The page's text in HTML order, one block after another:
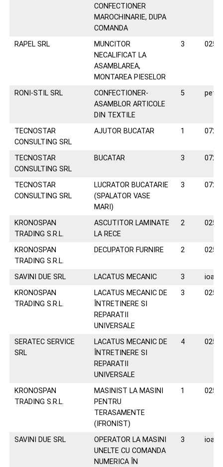
CONFECTIONER
MAROCHINARIE, DUPA
COMANDA
RAPEL SRL
MUNCITOR
NECALIFICAT LA
ASAMBLAREA,
MONTAREA PIESELOR
3
RONI-STIL SRL
CONFECTIONER-
ASAMBLOR ARTICOLE
DIN TEXTILE
5
TECNOSTAR
CONSULTING SRL
AJUTOR BUCATAR 1
TECNOSTAR
CONSULTING SRL
BUCATAR 3
TECNOSTAR
CONSULTING SRL
LUCRATOR BUCATARIE
(SPALATOR VASE
MARI)
3
KRONOSPAN
TRADING S.R.L.
ASCUTITOR LAMINATE
LA RECE
2
KRONOSPAN
TRADING S.R.L.
DECUPATOR FURNIRE 2
SAVINI DUE SRL LACATUS MECANIC 3
KRONOSPAN
TRADING S.R.L.
LACATUS MECANIC DE
ÎNTRETINERE SI
REPARATII
UNIVERSALE
3
SERATEC SERVICE
SRL
LACATUS MECANIC DE
ÎNTRETINERE SI
REPARATII
UNIVERSALE
4
KRONOSPAN
TRADING S.R.L.
MASINIST LA MASINI
PENTRU
TERASAMENTE
(IFRONIST)
1
SAVINI DUE SRL
OPERATOR LA MASINI
UNELTE CU COMANDA
NUMERICA ÎN
3